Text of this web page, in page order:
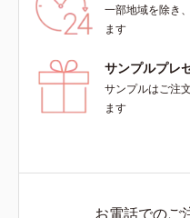
一部地域を除き
ます
サンプルプレ
サンプルはご注
ます
お電話でのご